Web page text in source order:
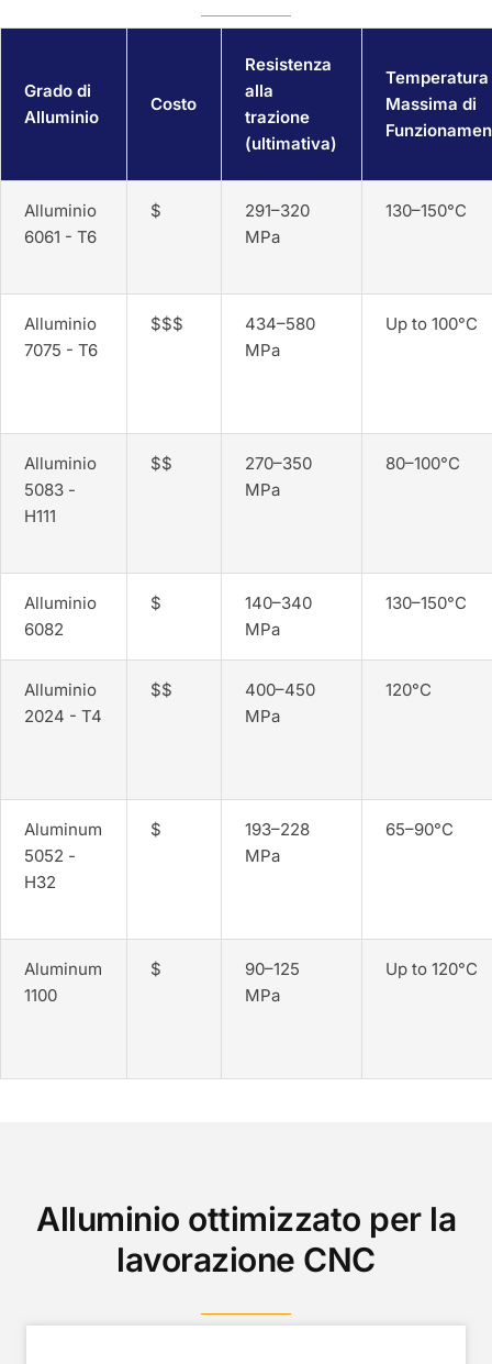
Grado di
Alluminio
Costo
Resistenza
alla
trazione
(ultimativa)
Temperatura
Massima di
Alluminio
6061 - T6
$
291–320
MPa
130–150°C
Alluminio
7075 - T6
$$$
434–580
MPa
Up to 100°C
Alluminio
5083 -
H111
$$
270–350
MPa
80–100°C
Alluminio
6082
$
140–340
MPa
130–150°C
Alluminio
2024 - T4
$$
400–450
MPa
120°C
Aluminum
5052 -
H32
$
193–228
MPa
65–90°C
Aluminum
1100
$
90–125
MPa
Up to 120°C
Alluminio ottimizzato per la
lavorazione CNC